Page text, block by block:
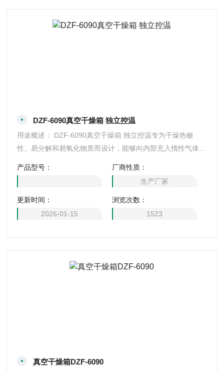
DZF-6090真空干燥箱 独立控温
用途概述： DZF-6090真空干燥箱 独立控温专为干燥热敏
性、易分解和易氧化物质而设计，能够向内部充入惰性气体，
产品型号：
厂商性质：
生产厂家
更新时间：
2026-01-15
浏览次数：
1523
真空干燥箱DZF-6090